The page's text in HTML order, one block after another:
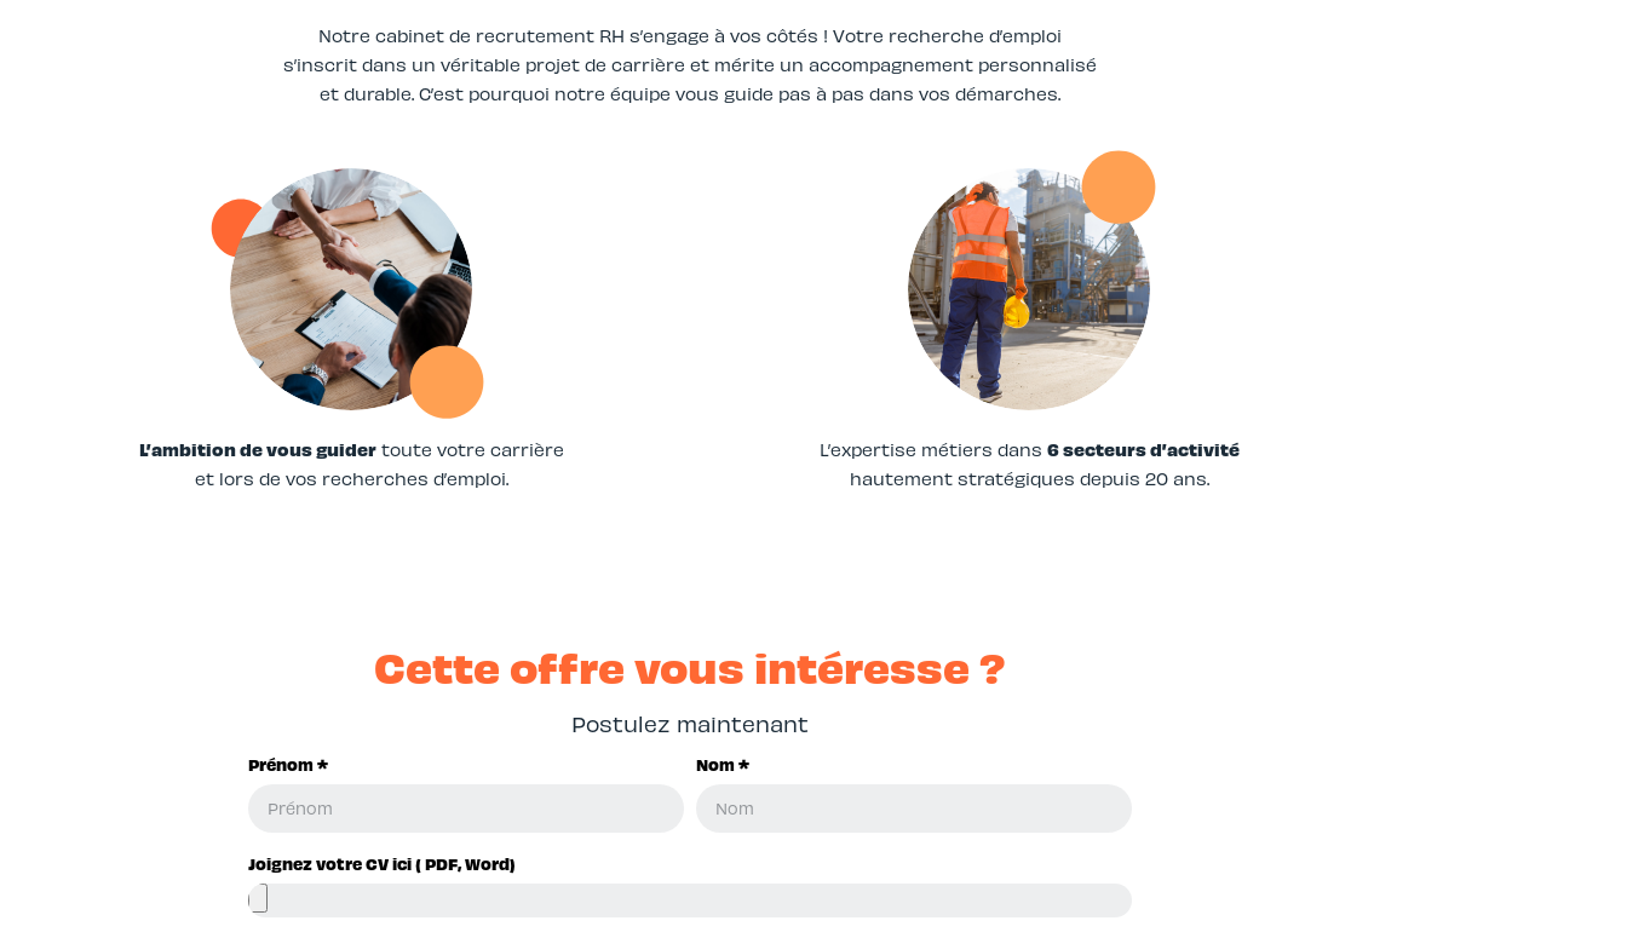
Notre cabinet de recrutement RH s’engage à vos côtés ! Votre recherche d’emploi
s’inscrit dans un véritable projet de carrière et mérite un accompagnement personnalisé
et durable. C’est pourquoi notre équipe vous guide pas à pas dans vos démarches.
L’ambition de vous guidertoute votre carrière
et lors de vos recherches d’emploi.
L’expertise métiers dans 6 secteurs d’activité
hautement stratégiques depuis 20 ans.
Cette offre vous intéresse ?
Postulez maintenant
Prénom * Nom *
Joignez votre CV ici ( PDF, Word)